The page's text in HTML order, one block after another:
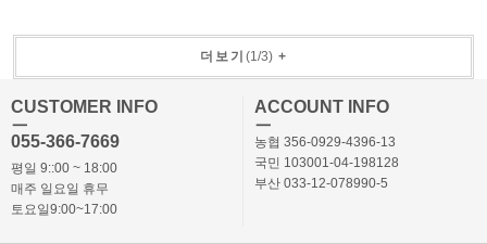
더보기 (1 /3)+
CUSTOMER INFO
ㅡ
055-366-7669
평일 9::00 ~ 18:00
매주 일요일 휴무
토요일9:00~17:00
ACCOUNT INFO
ㅡ
농협 356-0929-4396-13
국민 103001-04-198128
부산 033-12-078990-5